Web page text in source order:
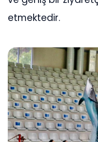
etmektedir.